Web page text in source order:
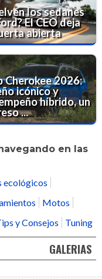
los sedanes
El CEO deja
abierta
Cherokee 2026:
icónico y
híbrido, un
...
en las
ecológicos
Motos
y Consejos Tuning
GALERIAS